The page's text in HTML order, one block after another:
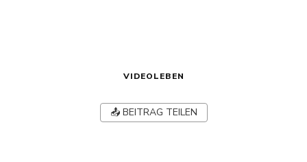
VIDEOLEBEN
📤 BEITRAG TEILEN